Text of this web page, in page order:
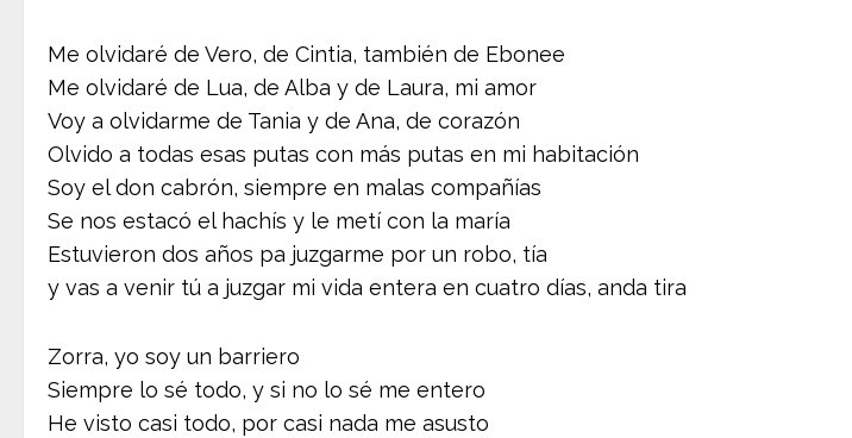
Me olvidaré de Vero, de Cintia, también de Ebonee
Me olvidaré de Lua, de Alba y de Laura, mi amor
Voy a olvidarme de Tania y de Ana, de corazón
Olvido a todas esas putas con más putas en mi habitación
Soy el don cabrón, siempre en malas compañías
Se nos estacó el hachís y le metí con la maría
Estuvieron dos años pa juzgarme por un robo, tía
y vas a venir tú a juzgar mi vida entera en cuatro días, anda tira
Zorra, yo soy un barriero
Siempre lo sé todo, y si no lo sé me entero
He visto casi todo, por casi nada me asusto